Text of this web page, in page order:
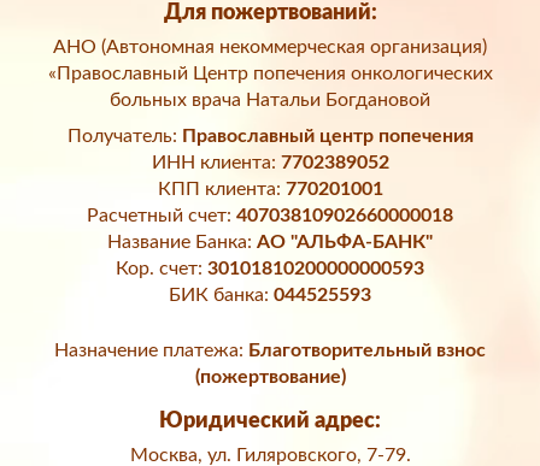
Для пожертвований:
АНО (Автономная некоммерческая организация)
«Православный Центр попечения онкологических
больных врача Натальи Богдановой
Получатель: Православный центр попечения
ИНН клиента: 7702389052
КПП клиента: 770201001
Расчетный счет: 40703810902660000018
Название Банка: АО "АЛЬФА-БАНК"
Кор. счет: 30101810200000000593
БИК банка: 044525593
Назначение платежа: Благотворительный взнос
(пожертвование)
Юридический адрес:
Москва, ул. Гиляровского, 7-79.